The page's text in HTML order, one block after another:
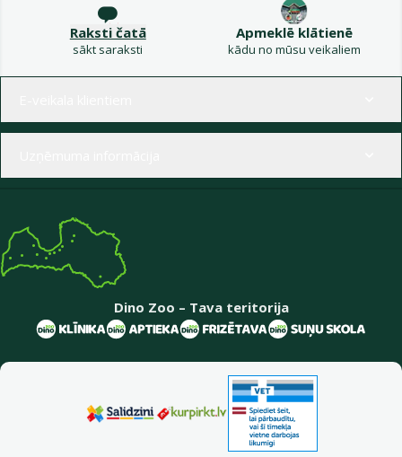
Raksti čatā
sākt saraksti
Apmeklē klātienē
kādu no mūsu veikaliem
Dino Zoo – Tava teritorija